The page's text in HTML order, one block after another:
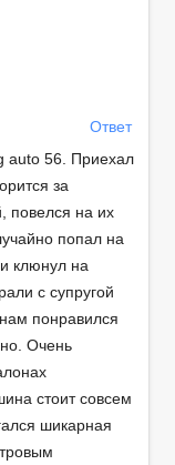
Ответ
auto 56. Приехал
за
повелся на их
попал на
клюнул на
с супругой
понравился
Очень
стоит совсем
шикарная